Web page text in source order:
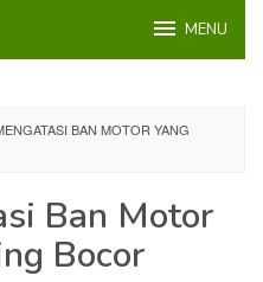
MENU
BAN MOTOR YANG
Ban Motor
Bocor